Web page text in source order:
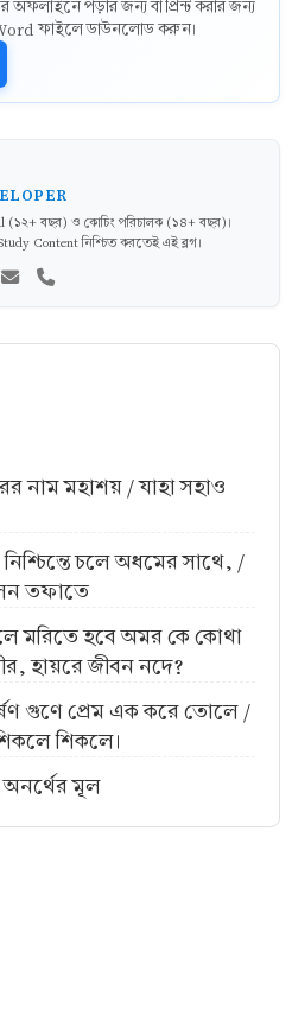
পড়ার জন্য বা প্রিন্ট করার জন্য
ফাইলে ডাউনলোড করুন।
(১২+ বছর) ও কোচিং পরিচালক (১৪+ বছর)।
Content নিশ্চিত করতেই এই ব্লগ।
নাম মহাশয় / যাহা সহাও
চলে অধমের সাথে, /
তফাতে
মরিতে হবে অমর কে কোথা
হায়রে জীবন নদে?
গুণে প্রেম এক করে তোলে /
শিকলে।
অনর্থের মূল